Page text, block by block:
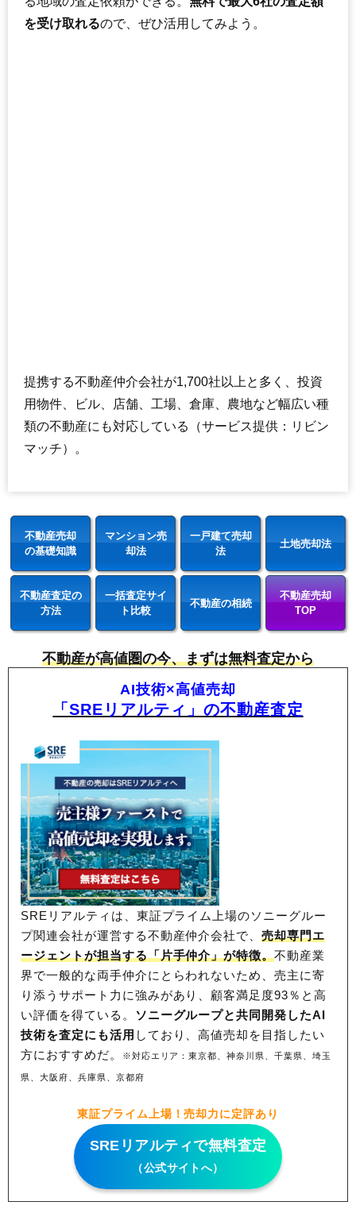
を受け取れるので、ぜひ活用してみよう。
提携する不動産仲介会社が1,700社以上と多く、投資
用物件、ビル、店舗、工場、倉庫、農地など幅広い種
類の不動産にも対応している（サービス提供：リビン
マッチ）。
不動産売却
の基礎知識
マンション売
却法
一戸建て売却
法
土地売却法
不動産査定の
方法
一括査定サイ
ト比較
不動産の相続
不動産売却
TOP
不動産が高値圏の今、まずは無料査定から
AI技術×高値売却
「SREリアルティ」の不動産査定
SREリアルティは、東証プライム上場のソニーグルー
プ関連会社が運営する不動産仲介会社で、売却専門エ
ージェントが担当する「片手仲介」が特徴。不動産業
界で一般的な両手仲介にとらわれないため、売主に寄
り添うサポート力に強みがあり、顧客満足度93％と高
い評価を得ている。 ソニーグループと共同開発したAI
技術を査定にも活用 しており、高値売却を目指したい
方におすすめだ。
※対応エリア：東京都、神奈川県、千葉県、埼玉
県、大阪府、兵庫県、京都府
東証プライム上場！売却力に定評あり
SREリアルティで無料査定
（公式サイトへ）